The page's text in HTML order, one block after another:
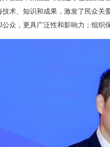
技术、知识和成果，激发了民众关
公众，更具广泛性和影响力；组织